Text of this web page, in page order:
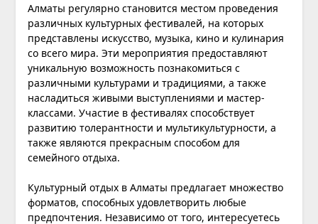
Алматы регулярно становится местом проведения
различных культурных фестивалей, на которых
представлены искусство, музыка, кино и кулинария
со всего мира. Эти мероприятия предоставляют
уникальную возможность познакомиться с
различными культурами и традициями, а также
насладиться живыми выступлениями и мастер-
классами. Участие в фестивалях способствует
развитию толерантности и мультикультурности, а
также являются прекрасным способом для
семейного отдыха.
Культурный отдых в Алматы предлагает множество
форматов, способных удовлетворить любые
предпочтения. Независимо от того, интересуетесь